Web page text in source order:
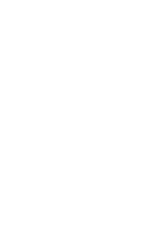
是負責處決逃過法網罪